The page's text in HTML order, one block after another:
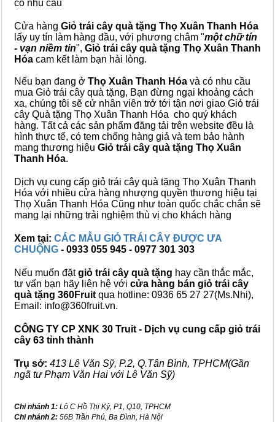
có nhu cầu
Cửa hàng Giỏ trái cây quà tặng Thọ Xuân Thanh Hóa
lấy uy tín làm hàng đầu, với phương châm "một chữ tín
- vạn niềm tin", Giỏ trái cây quà tặng Thọ Xuân Thanh
Hóa cam kết làm bạn hài lòng.
Nếu bạn đang ở Thọ Xuân Thanh Hóa và có nhu cầu
mua Giỏ trái cây quà tặng, Bạn đừng ngại khoảng cách
xa, chúng tôi sẽ cử nhân viên trở tới tận nơi giao Giỏ trái
cây Quà tặng Thọ Xuân Thanh Hóa cho quý khách
hàng. Tất cả các sản phẩm đăng tải trên website đều là
hình thực tế, có tem chống hàng giả và tem bảo hành
mang thương hiệu Giỏ trái cây quà tặng Thọ Xuân
Thanh Hóa.
Dịch vụ cung cấp giỏ trái cây quà tặng Thọ Xuân Thanh
Hóa với nhiều cửa hàng nhượng quyền thương hiệu tại
Thọ Xuân Thanh Hóa Cũng như toàn quốc chắc chắn sẽ
mang lại những trải nghiệm thù vị cho khách hàng
Xem tại: CÁC MẪU GIỎ TRÁI CÂY ĐƯỢC ƯA
CHUỘNG - 0933 055 945 - 0977 301 303
Nếu muốn đặtgiỏ trái cây quà tặng hay cần thắc mắc,
tư vấn bạn hãy liên hệ với cửa hàng bán giỏ trái cây
quà tặng 360Fruit qua hotline: 0936 65 27 27(Ms.Nhi),
Email: info@360fruit.vn.
CÔNG TY CP XNK 30 Truit - Dịch vụ cung cấp giỏ trái
cây 63 tỉnh thành
Trụ sở: 413 Lê Văn Sỹ, P.2, Q.Tân Bình, TPHCM(Gần
ngã tư Phạm Văn Hai với Lê Văn Sỹ)
Chi nhánh 1: Lô C Hồ Thị Kỷ, P1, Q10, TPHCM
Chi nhánh 2: 56B Trần Phú, Ba Đình, Hà Nội